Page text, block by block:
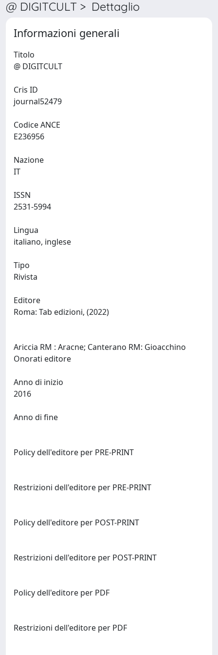
@ DIGITCULT > Dettaglio
Informazioni generali
Titolo
Cris ID
Codice ANCE
Nazione
ISSN
Lingua
Tipo
Rivista
Editore
Roma: Tab edizioni, (2022)
Ariccia RM : Aracne; Canterano RM: Gioacchino
Anno di inizio
Anno di fine
Policy dell'editore per PRE-PRINT
Restrizioni dell'editore per PRE-PRINT
Policy dell'editore per POST-PRINT
Restrizioni dell'editore per POST-PRINT
Policy dell'editore per PDF
Restrizioni dell'editore per PDF